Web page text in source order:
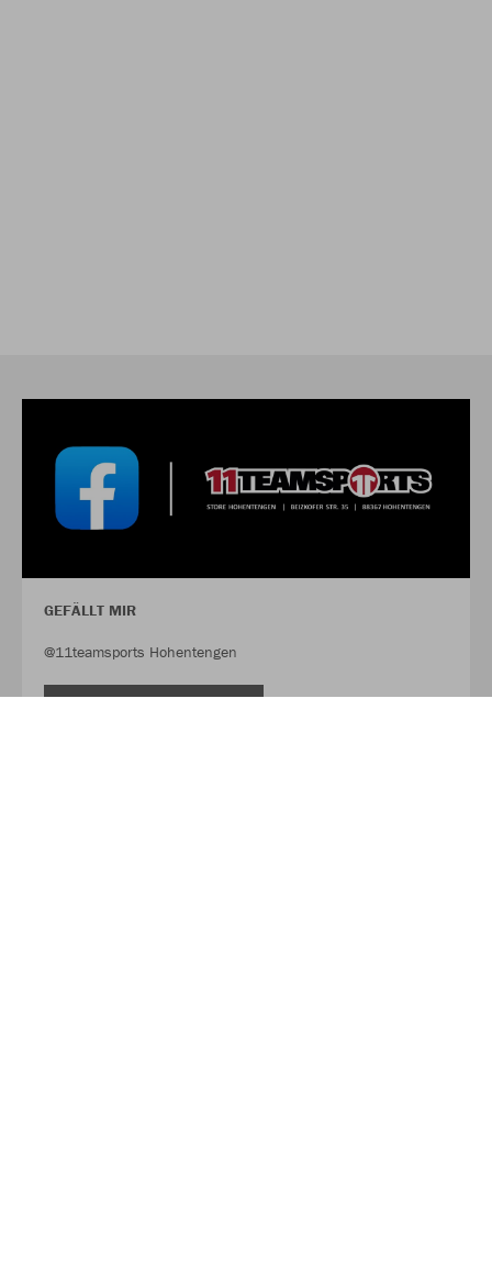
GEFÄLLT MIR
@11teamsports Hohentengen